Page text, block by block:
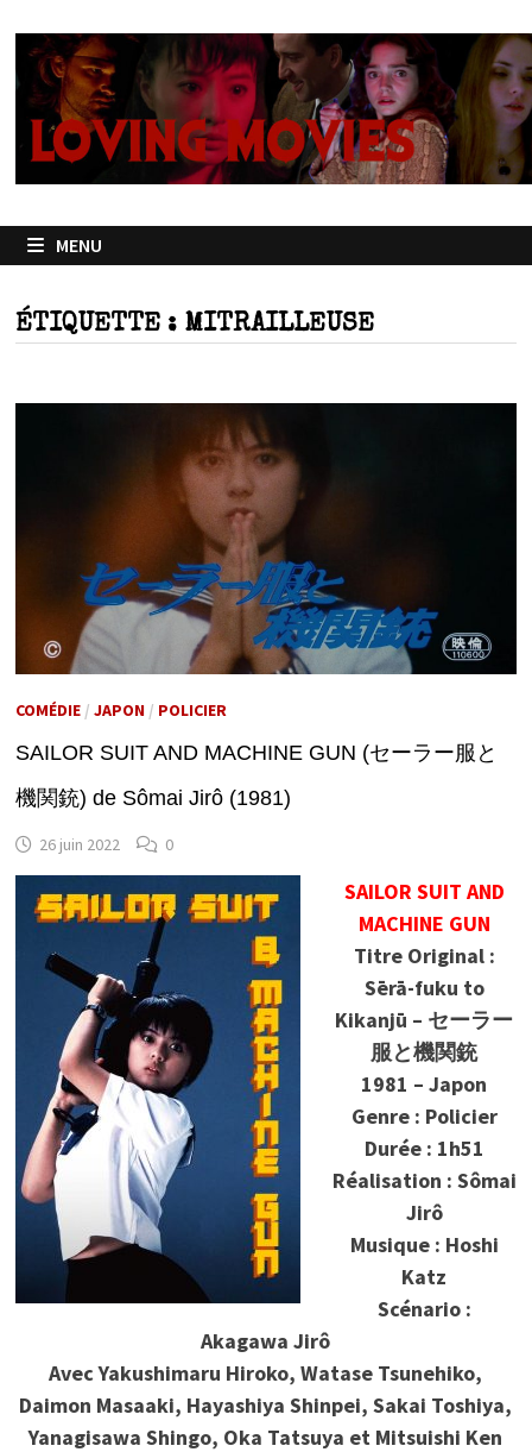
contenu
MENU
ÉTIQUETTE : MITRAILLEUSE
COMÉDIE/ JAPON/ POLICIER
SAILOR SUIT AND MACHINE GUN (セーラー服と
機関銃) de Sômai Jirô (1981)
26 juin 2022 0
SAILOR SUIT AND
MACHINE GUN
Titre Original :
Sērā-fuku to
Kikanjū – セーラー
服と機関銃
1981 – Japon
Genre : Policier
Durée : 1h51
Réalisation : Sômai
Jirô
Musique : Hoshi
Katz
Scénario :
Akagawa Jirô
Avec Yakushimaru Hiroko, Watase Tsunehiko,
Daimon Masaaki, Hayashiya Shinpei, Sakai Toshiya,
Yanagisawa Shingo, Oka Tatsuya et Mitsuishi Ken